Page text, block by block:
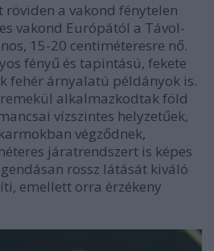
a vakond fénytelen
vakond Európától a Távol-
15-20 centiméteresre nő.
fényű és tapintású, fekete
fehér árnyalatú példányok is.
alkalmazkodtak föld
vízszintes helyzetűek,
végződnek,
járatrendszert is képes
rossz látását kiváló
emellett orra érzékeny